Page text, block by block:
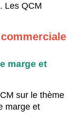
Les QCM
marge et
sur le thème
marge et